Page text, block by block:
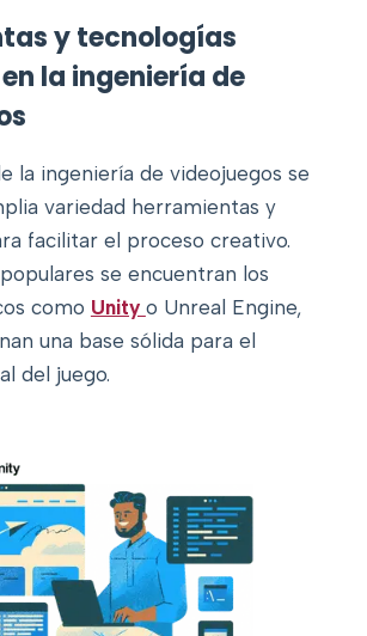
y tecnologías
la ingeniería de
la ingeniería de videojuegos se
variedad herramientas y
facilitar el proceso creativo.
se encuentran los
como Unity o Unreal Engine,
una base sólida para el
del juego.